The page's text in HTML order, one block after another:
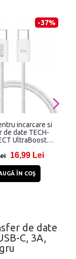
-37%
incarcare si
de date TECH-
UltraBoost
3A, 1m, Alb
16,99 Lei
ÎN COŞ
de date
C, 3A,